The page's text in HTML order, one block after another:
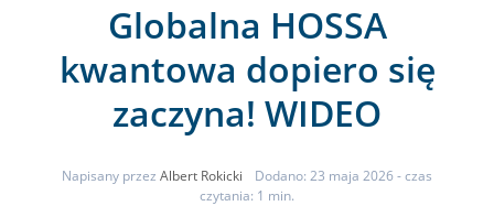
Globalna HOSSA
kwantowa dopiero się
zaczyna! WIDEO
Napisany przez Albert Rokicki Dodano: 23 maja 2026- czas
czytania: 1 min.